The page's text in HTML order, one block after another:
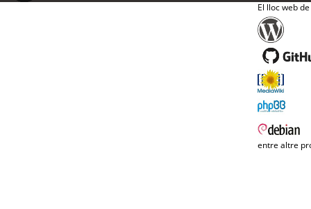
El lloc web
entre altre